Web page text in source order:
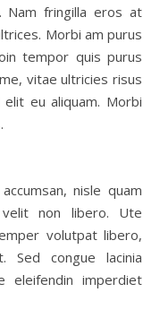
Nam fringilla eros at
Morbi am purus
tempor quis purus
vitae ultricies risus
eu aliquam. Morbi
nisle quam
non libero. Ute
volutpat libero,
Sed congue lacinia
eleifendin imperdiet